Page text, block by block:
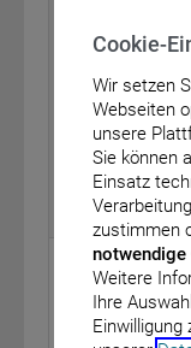
Fünften
eosinophilem
im Alter von ≥6
vom: 22. März
BAnz AT
Infrastruktur
Förderrichtlinie
Cookie-
Wir setzen
Webseiten
unsere
Sie können
Einsatz
zustimmen
notwendige
Weitere
Ihre
Einwilligung